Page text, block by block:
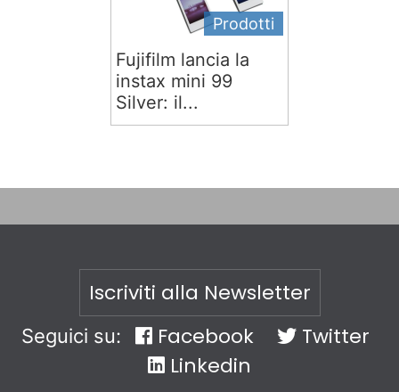
Prodotti
Fujifilm lancia la
instax mini 99
Silver: il...
Iscriviti alla Newsletter
Seguici su: Facebook
Twitter
Linkedin